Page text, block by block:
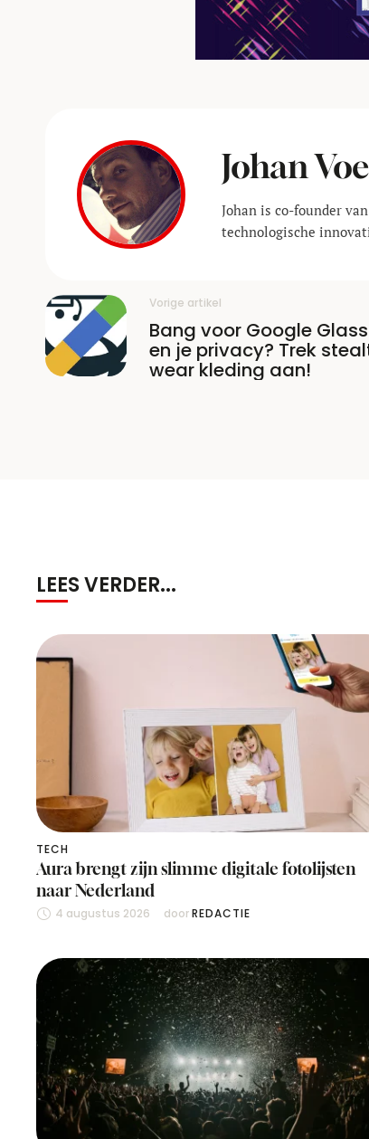
Johan
Johan is co-founder
technologische
Vorige artikel
Bang voor Google Glass
en je privacy? Trek
wear kleding aan!
LEES VERDER...
TECH
Aura brengt zijn slimme digitale fotolijsten
naar Nederland
4 augustus 2026 door REDACTIE